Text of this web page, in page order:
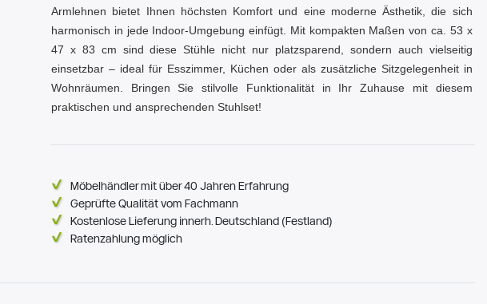
Armlehnen bietet Ihnen höchsten Komfort und eine moderne Ästhetik, die sich
harmonisch in jede Indoor-Umgebung einfügt. Mit kompakten Maßen von ca. 53 x
47 x 83 cm sind diese Stühle nicht nur platzsparend, sondern auch vielseitig
einsetzbar – ideal für Esszimmer, Küchen oder als zusätzliche Sitzgelegenheit in
Wohnräumen. Bringen Sie stilvolle Funktionalität in Ihr Zuhause mit diesem
praktischen und ansprechenden Stuhlset!
Möbelhändler mit über 40 Jahren Erfahrung
Geprüfte Qualität vom Fachmann
Kostenlose Lieferung innerh. Deutschland (Festland)
Ratenzahlung möglich